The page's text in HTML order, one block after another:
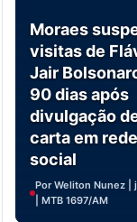
Moraes
visitas de
Jair
90 dias após
divulgação
carta em rede
social
Por Weliton Nunez |
| MTB 1697/AM